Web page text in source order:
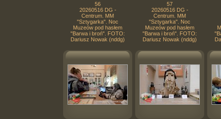
56
20260516 DG -
Centrum. MM
"Sztygarka". Noc
Muzeów pod hasłem
"Barwa i broń". FOTO:
Dariusz Nowak (nddg)
57
20260516 DG -
Centrum. MM
"Sztygarka". Noc
Muzeów pod hasłem
"Barwa i broń". FOTO:
Dariusz Nowak (nddg)